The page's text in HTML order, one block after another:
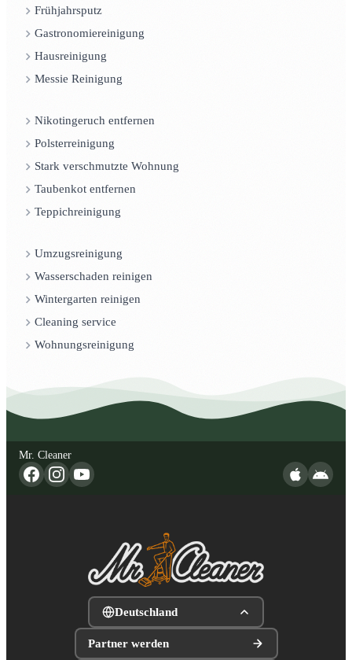
Frühjahrsputz
Gastronomiereinigung
Hausreinigung
Messie Reinigung
Nikotingeruch entfernen
Polsterreinigung
Stark verschmutzte Wohnung
Taubenkot entfernen
Teppichreinigung
Umzugsreinigung
Wasserschaden reinigen
Wintergarten reinigen
Cleaning service
Wohnungsreinigung
Mr. Cleaner
Deutschland
Partner werden